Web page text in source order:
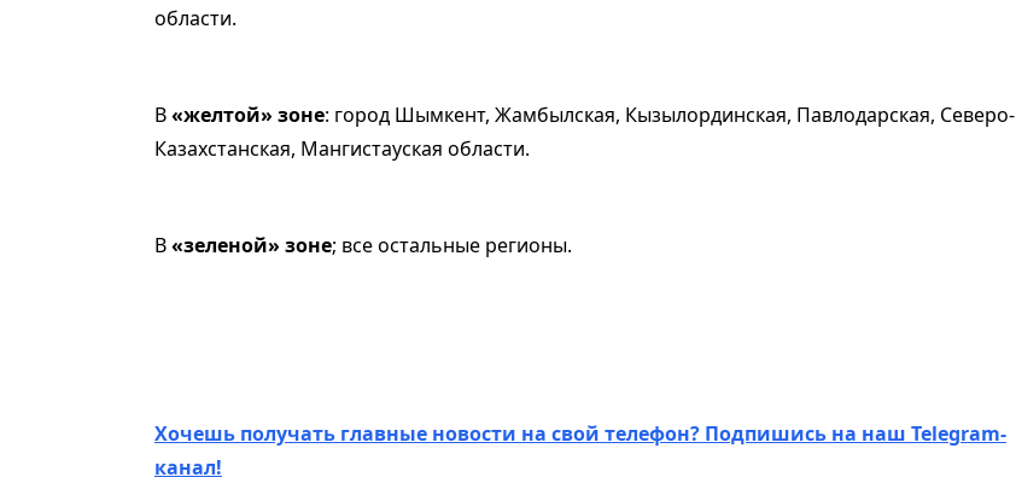
области.
В«желтой» зоне: город Шымкент, Жамбылская, Кызылординская, Павлодарская, Северо-
Казахстанская, Мангистауская области.
В«зеленой» зоне; все остальные регионы.
Хочешь получать главные новости на свой телефон? Подпишись на наш Telegram-
канал!